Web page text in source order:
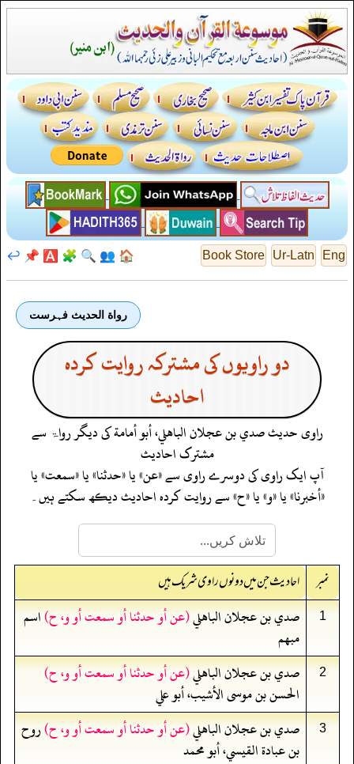
Eng
Ur-Latn
Book Store
🏠
👥
🔍
🧩
🅰️
📌
↩️
رواة الحديث فہرست
دو راویوں کی مشترکہ روایت کردہ
احادیث
راوی حدیثصدي بن عجلان الباهلي، أبو أمامةکی دیگر رواۃ سے
مشترک احادیث
آپ ایک راوی کی دوسرے راوی سے «عن» یا «حدثنا» یا «سمعت» یا
«أخبرنا» یا «و» یا «ح» سے روایت کردہ احادیث دیکھ سکتے ہیں۔
نمبر احادیث جن میں دونوں راوی شریک ہیں
1 صدي بن عجلان الباهلي(عن أو حدثنا أو سمعت أو و، ح)اسم
مبهم
2 صدي بن عجلان الباهلي(عن أو حدثنا أو سمعت أو و، ح)
الحسن بن موسى الأشيب، أبو علي
3 صدي بن عجلان الباهلي(عن أو حدثنا أو سمعت أو و، ح)روح
بن عبادة القيسي، أبو محمد